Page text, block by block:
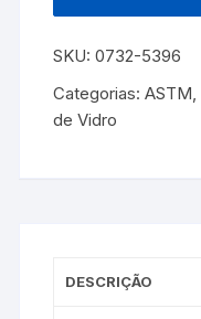
SKU:0732-5396
Categorias:ASTM,
de Vidro
DESCRIÇÃO